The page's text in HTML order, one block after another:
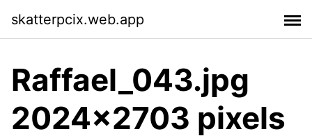
skatterpcix.web.app
Raffael_043.jpg
2024×2703 pixels